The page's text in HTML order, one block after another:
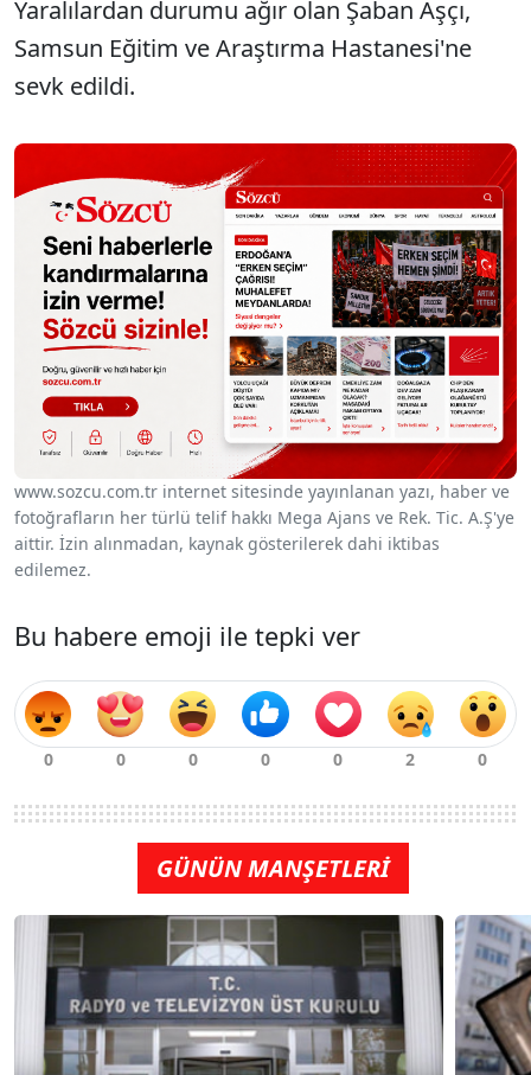
Yaralılardan durumu ağır olan Şaban Aşçı,
Samsun Eğitim ve Araştırma Hastanesi'ne
sevk edildi.
www.sozcu.com.tr internet sitesinde yayınlanan yazı, haber ve
fotoğrafların her türlü telif hakkı Mega Ajans ve Rek. Tic. A.Ş'ye
aittir. İzin alınmadan, kaynak gösterilerek dahi iktibas
edilemez.
Bu habere emoji ile tepki ver
GÜNÜN MANŞETLERİ